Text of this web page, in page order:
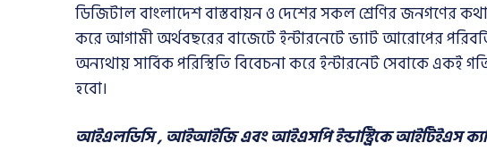
ডিজিটাল বাংলাদেশ বাস্তবায়ন ও দেশের সকল শ্রেণির জনগণের
করে আগামী অর্থবছরের বাজেটে ইন্টারনেটে ভ্যাট আরোপের
অন্যথায় সার্বিক পরিস্থিতি বিবেচনা করে ইন্টারনেট সেবাকে
হবো।
আইএলডিসি , আইআইজি এবং আইএসপি ইন্ডাস্ট্রিকে আইটিইএস